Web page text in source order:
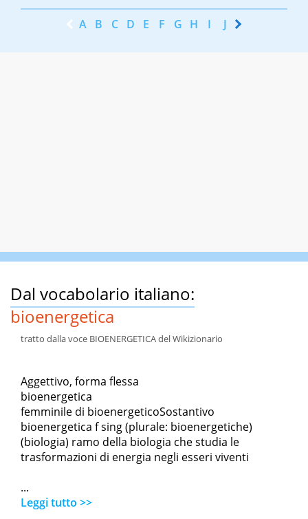
A B C D E F G H I J K
Dal vocabolario italiano:
bioenergetica
tratto dalla voce BIOENERGETICA del Wikizionario
Aggettivo, forma flessa
bioenergetica
femminile di bioenergeticoSostantivo
bioenergetica f sing (plurale: bioenergetiche)
(biologia) ramo della biologia che studia le
trasformazioni di energia negli esseri viventi
...
Leggi tutto >>